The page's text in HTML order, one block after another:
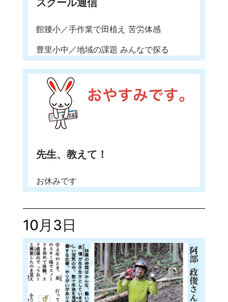
館腰小／手作業で田植え 苦労体感
豊里小中／地域の課題 みんなで探る
先生、教えて！
お休みです
10月3日